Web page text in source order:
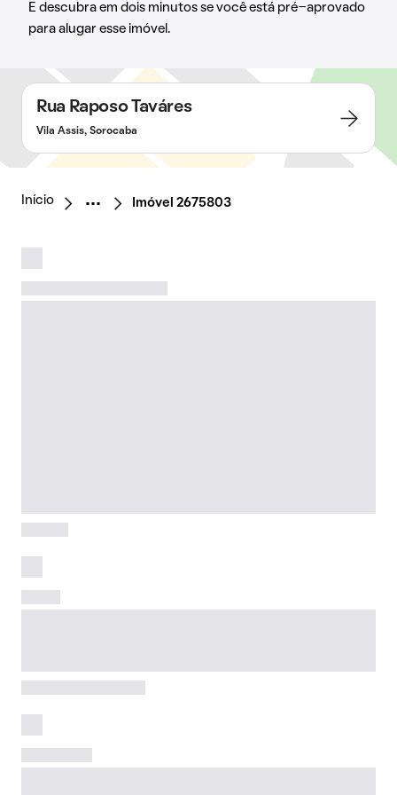
E descubra em dois minutos se você está pré-aprovado
para alugar esse imóvel.
Rua Raposo Taváres
Vila Assis, Sorocaba
Início Imóvel 2675803